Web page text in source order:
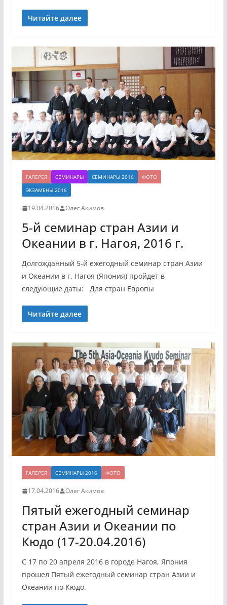
Читайте далее
ГАЛЕРЕЯ СЕМИНАРЫ СЕМИНАРЫ 2016
ФОТО
ЭКЗАМЕНЫ 2016
19.04.2016 Олег Акимов
5-й семинар стран Азии и
Океании в г. Нагоя, 2016 г.
Долгожданный 5-й ежегодный семинар стран Азии
и Океании в г. Нагоя (Япония) пройдет в
следующие даты: Для стран Европы
Читайте далее
ГАЛЕРЕЯ СЕМИНАРЫ 2016 ФОТО
17.04.2016 Олег Акимов
Пятый ежегодный семинар
стран Азии и Океании по
Кюдо (17-20.04.2016)
С 17 по 20 апреля 2016 в городе Нагоя, Япония
прошел Пятый ежегодный семинар стран Азии и
Океании по Кюдо.